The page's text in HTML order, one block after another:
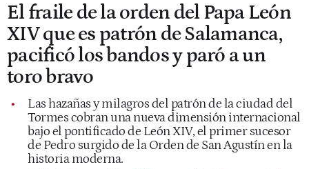
El fraile de la orden del Papa León
XIV que es patrón de Salamanca,
pacificó los bandos y paró a un
toro bravo
Las hazañas y milagros del patrón de la ciudad del
Tormes cobran una nueva dimensión internacional
bajo el pontificado de León XIV, el primer sucesor
de Pedro surgido de la Orden de San Agustín en la
historia moderna.